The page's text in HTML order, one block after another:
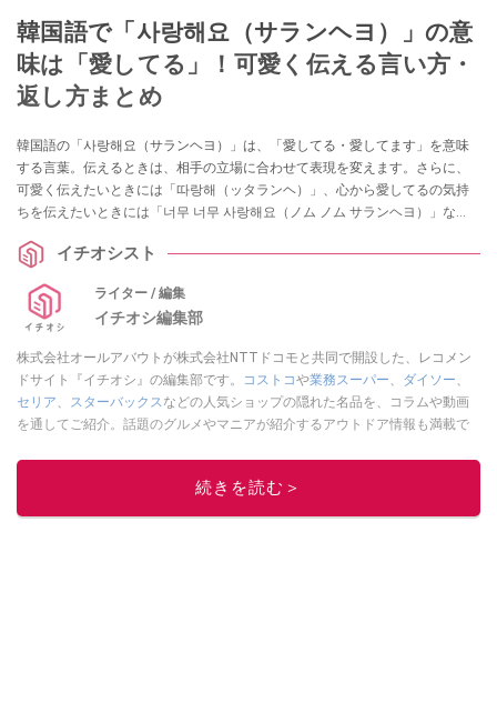
韓国語で「사랑해요（サランヘヨ）」の意
味は「愛してる」！可愛く伝える言い方・
返し方まとめ
韓国語の「사랑해요（サランヘヨ）」は、「愛してる・愛してます」を意味
する言葉。伝えるときは、相手の立場に合わせて表現を変えます。さらに、
可愛く伝えたいときには「따랑해（ッタランヘ）」、心から愛してるの気持
ちを伝えたいときには「너무 너무 사랑해요（ノム ノム サランヘヨ）」な
直な気持ちを伝えられますよ。今回は、韓国語の「사랑해요（サランヘ
いなどをまとめました。
イチオシスト
ライター / 編集
イチオシ編集部
株式会社オールアバウトが株式会社NTTドコモと共同で開設した、レコメン
ドサイト『イチオシ』の編集部です。
コストコや業務スーパー、 ダイソー、
セリア、 スターバックスなどの人気ショップの隠れた名品を、コラムや動画
を通してご紹介。話題のグルメやマニアが紹介するアウトドア情報も満載で
レビューしています。毎日トレンド情報をお届けしているので、ぜひ
してください！続きを読む＞